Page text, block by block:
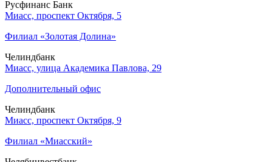
Русфинанс Банк
Миасс, проспект Октября, 5
Филиал «Золотая Долина»
Челиндбанк
Миасс, улица Академика Павлова, 29
Дополнительный офис
Челиндбанк
Миасс, проспект Октября, 9
Филиал «Миасский»